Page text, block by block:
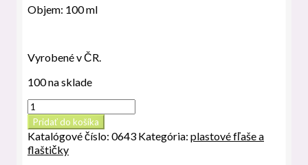
Objem: 100 ml
Vyrobené v ČR.
100 na sklade
množstvo
PET
transparetná
fľaštička
100
Pridať do košíka
Katalógové číslo: 0643 Kategória: plastové fľaše a
flaštičky